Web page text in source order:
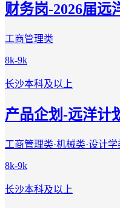
财务岗-2026届远
工商管理类
8k-9k
长沙本科及以上
产品企划-远洋计
工商管理类·机械类·设计
8k-9k
长沙本科及以上